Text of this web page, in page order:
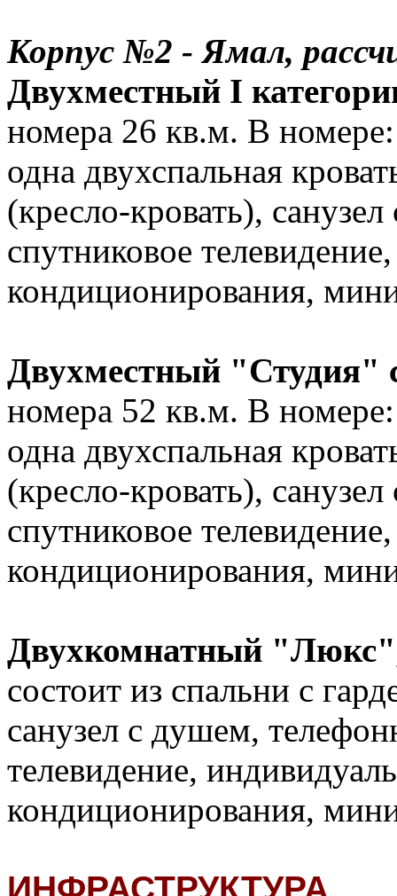
Корпус №2 - Ямал,
Двухместный I
номера 26 кв.м. В номере:
одна двухспальная
(кресло-кровать),
спутниковое
кондиционирования,
Двухместный "Студия"
номера 52 кв.м. В номере:
одна двухспальная
(кресло-кровать),
спутниковое
кондиционирования,
Двухкомнатный
состоит из спальни с
санузел с душем,
телевидение,
кондиционирования,
ИНФРАСТРУКТУРА